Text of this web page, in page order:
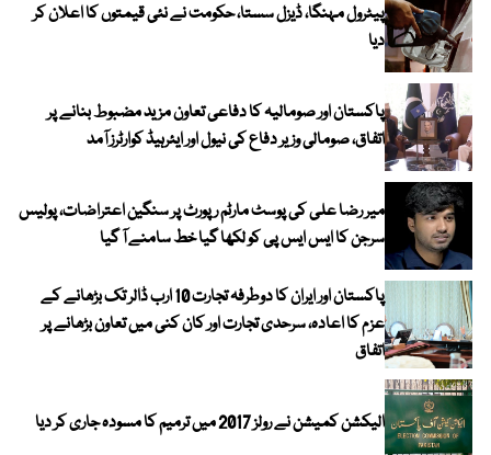
پیٹرول مہنگا، ڈیزل سستا، حکومت نے نئی قیمتوں کا اعلان کر
دیا
پاکستان اور صومالیہ کا دفاعی تعاون مزید مضبوط بنانے پر
اتفاق، صومالی وزیر دفاع کی نیول اور ایئرہیڈ کوارٹرز آمد
میر رضا علی کی پوسٹ مارٹم رپورٹ پر سنگین اعتراضات، پولیس
سرجن کا ایس ایس پی کو لکھا گیا خط سامنے آ گیا
پاکستان اور ایران کا دوطرفہ تجارت 10 ارب ڈالر تک بڑھانے کے
عزم کا اعادہ، سرحدی تجارت اور کان کنی میں تعاون بڑھانے پر
اتفاق
الیکشن کمیشن نے رولز 2017 میں ترمیم کا مسودہ جاری کر دیا